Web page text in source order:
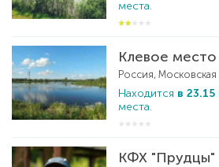
места.
Клевое
Россия, Московская
Находится в 23.15
места.
КФХ "Прудцы"